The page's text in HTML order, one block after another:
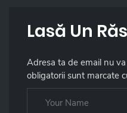
Lasă Un
Adresa ta de email nu
obligatorii sunt marcate